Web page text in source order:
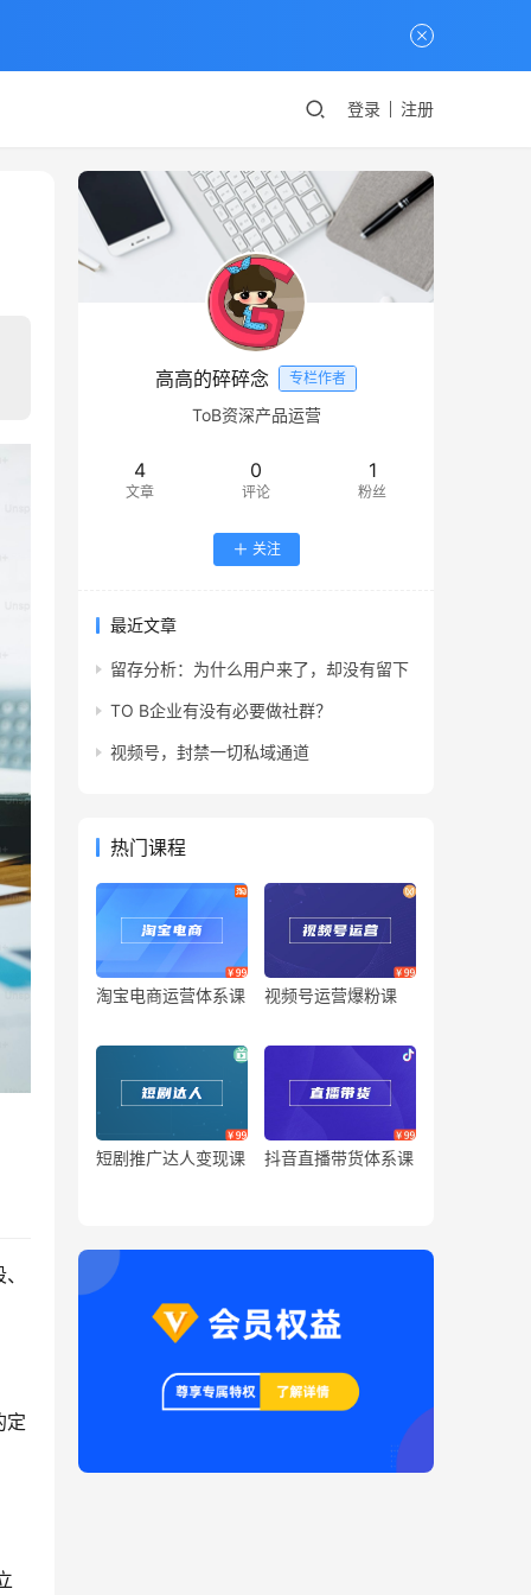
登录 注册
定
高高的碎碎念 专栏作者
ToB资深产品运营
4
文章
0
评论
1
粉丝
关注
最近文章
留存分析：为什么用户来了，却没有留下
TO B企业有没有必要做社群？
视频号，封禁一切私域通道
热门课程
淘宝电商运营体系课 视频号运营爆粉课
短剧推广达人变现课 抖音直播带货体系课